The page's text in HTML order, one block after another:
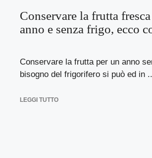
Conservare la frutta
anno e senza frigo, ecco
Conservare la frutta per un anno
bisogno del frigorifero si può ed in
LEGGI TUTTO